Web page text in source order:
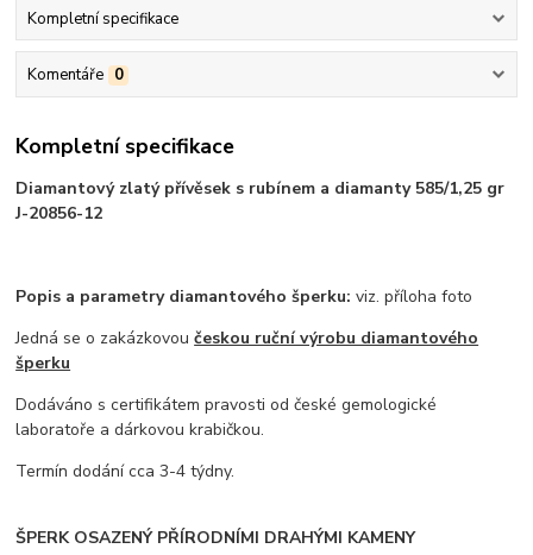
Kompletní specifikace
Komentáře 0
Kompletní specifikace
Diamantový zlatý přívěsek s rubínem a diamanty 585/1,25 gr
J-20856-12
Popis a parametry diamantového šperku: viz. příloha foto
Jedná se o zakázkovoučeskou ruční výrobu diamantového
šperku
Dodáváno s certifikátem pravosti od české gemologické
laboratoře a dárkovou krabičkou.
Termín dodání cca 3-4 týdny.
ŠPERK OSAZENÝ PŘÍRODNÍMI DRAHÝMI KAMENY